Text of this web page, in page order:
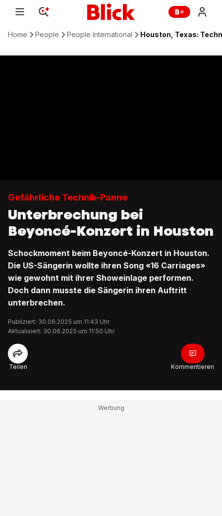
Home People People International Houston, Texas:
Gefährliche Technik-Panne
Unterbrechung bei
Beyoncé-Konzert in Houston
Schockmoment beim Beyoncé-Konzert in Houston.
Die US-Sängerin wollte ihren Song «16 Carriages»
wie gewohnt mit ihrer Showeinlage performen.
Doch dann musste die Sängerin ihren Auftritt
unterbrechen.
Publiziert: 30.06.2025 um 11:43 Uhr
Aktualisiert: 30.06.2025 um 11:50 Uhr
Teilen Kommentieren